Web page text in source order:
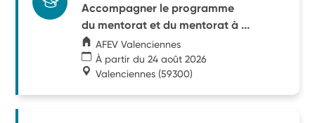
Accompagner le programme
du mentorat et du mentorat à ...
AFEV Valenciennes
À partir du 24 août 2026
Valenciennes (59300)